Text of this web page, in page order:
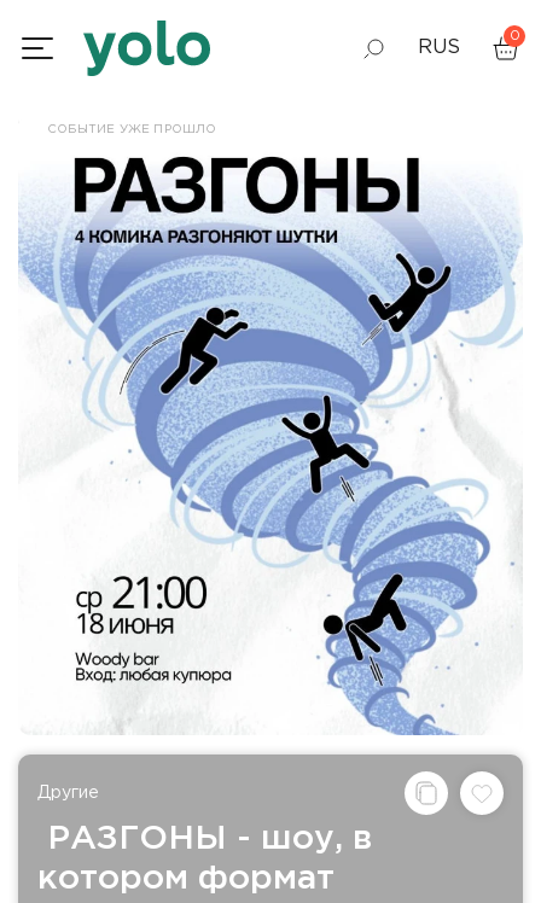
RUS
ENG
0
СОБЫТИЕ УЖЕ ПРОШЛО
Другие
РАЗГОНЫ - шоу, в
котором формат